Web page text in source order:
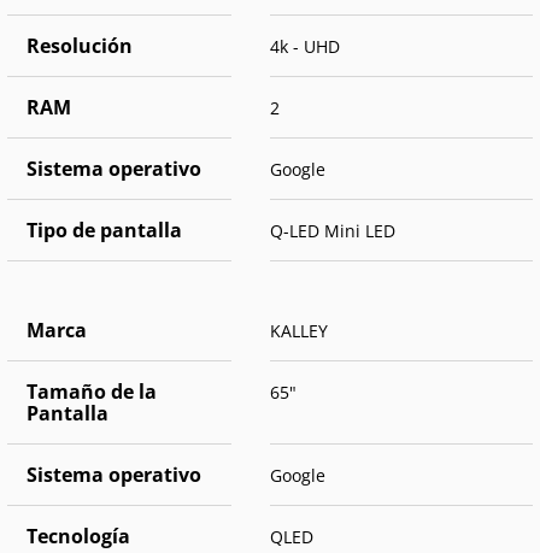
Resolución 4k - UHD
RAM 2
Sistema operativo Google
Tipo de pantalla Q-LED Mini LED
Marca KALLEY
Tamaño de la
Pantalla
65"
Sistema operativo Google
Tecnología QLED